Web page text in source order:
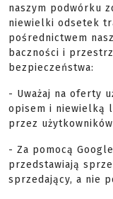
naszym podwórku
niewielki odsetek
pośrednictwem
baczności i
bezpieczeństwa:
- Uważaj na oferty
opisem i niewielką
przez
- Za pomocą
przedstawiają
sprzedający, a nie